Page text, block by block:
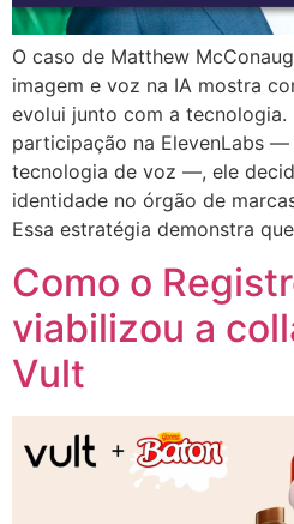
O caso de Matthew
imagem e voz na IA mostra
evolui junto com a tecnologia.
participação na ElevenLabs
tecnologia de voz —, ele
identidade no órgão de
Essa estratégia demonstra
Como o
viabilizou a
Vult